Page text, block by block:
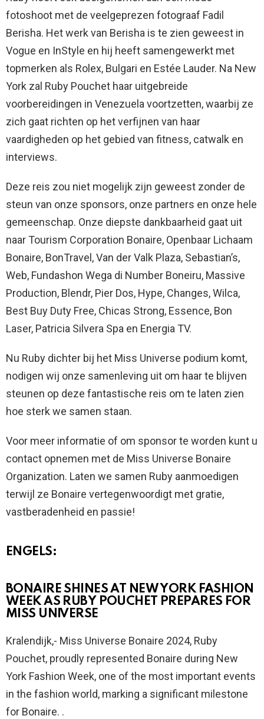
fotoshoot met de veelgeprezen fotograaf Fadil
Berisha. Het werk van Berisha is te zien geweest in
Vogue en InStyle en hij heeft samengewerkt met
topmerken als Rolex, Bulgari en Estée Lauder. Na New
York zal Ruby Pouchet haar uitgebreide
voorbereidingen in Venezuela voortzetten, waarbij ze
zich gaat richten op het verfijnen van haar
vaardigheden op het gebied van fitness, catwalk en
interviews.
Deze reis zou niet mogelijk zijn geweest zonder de
steun van onze sponsors, onze partners en onze hele
gemeenschap. Onze diepste dankbaarheid gaat uit
naar Tourism Corporation Bonaire, Openbaar Lichaam
Bonaire, BonTravel, Van der Valk Plaza, Sebastian’s,
Web, Fundashon Wega di Number Boneiru, Massive
Production, Blendr, Pier Dos, Hype, Changes, Wilca,
Best Buy Duty Free, Chicas Strong, Essence, Bon
Laser, Patricia Silvera Spa en Energia TV.
Nu Ruby dichter bij het Miss Universe podium komt,
nodigen wij onze samenleving uit om haar te blijven
steunen op deze fantastische reis om te laten zien
hoe sterk we samen staan.
Voor meer informatie of om sponsor te worden kunt u
contact opnemen met de Miss Universe Bonaire
Organization. Laten we samen Ruby aanmoedigen
terwijl ze Bonaire vertegenwoordigt met gratie,
vastberadenheid en passie!
ENGELS:
BONAIRE SHINES AT NEW YORK FASHION
WEEK AS RUBY POUCHET PREPARES FOR
MISS UNIVERSE
Kralendijk,- Miss Universe Bonaire 2024, Ruby
Pouchet, proudly represented Bonaire during New
York Fashion Week, one of the most important events
in the fashion world, marking a significant milestone
for Bonaire. .